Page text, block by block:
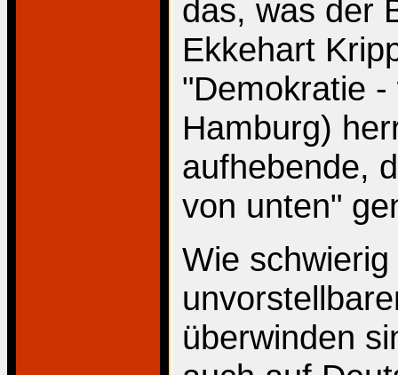
das, was der
Ekkehart
"Demokratie
Hamburg)
aufhebende,
von unten"
Wie
überwinden